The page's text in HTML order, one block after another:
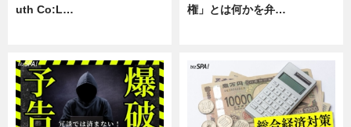
uth Co:L…
権」とは何かを弁…